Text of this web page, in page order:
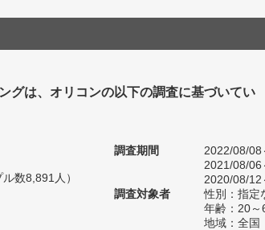
グは、オリコンの以下の調査に基づいてい
数8,891人）
調査期間
2022/08/08
2021/08/06
2020/08/12
調査対象者
性別：指定
年齢：20～
地域：全国